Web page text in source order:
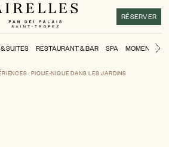
RÉSERVER
SUITES RESTAURANT & BAR SPA MOMENTS
PIQUE-NIQUE DANS LES JARDINS